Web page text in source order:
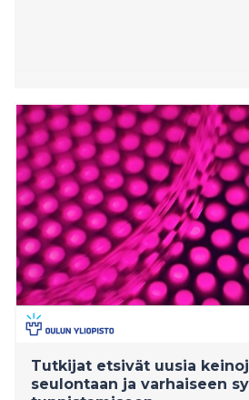
Tutkijat etsivät uusia
seulontaan ja varhaiseen